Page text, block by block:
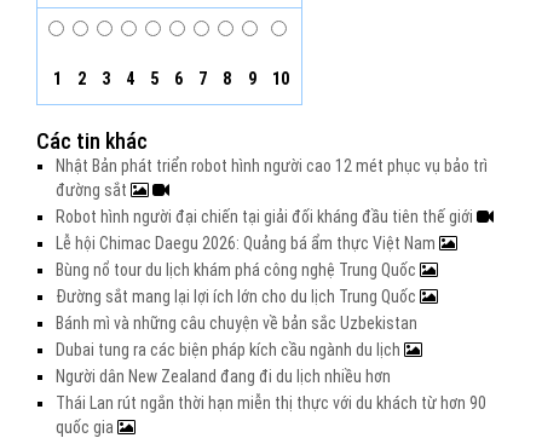
1 2 3 4 5 6 7 8 9 10
Các tin khác
Nhật Bản phát triển robot hình người cao 12 mét phục vụ bảo trì
đường sắt
Robot hình người đại chiến tại giải đối kháng đầu tiên thế giới
Lễ hội Chimac Daegu 2026: Quảng bá ẩm thực Việt Nam
Bùng nổ tour du lịch khám phá công nghệ Trung Quốc
Đường sắt mang lại lợi ích lớn cho du lịch Trung Quốc
Bánh mì và những câu chuyện về bản sắc Uzbekistan
Dubai tung ra các biện pháp kích cầu ngành du lịch
Người dân New Zealand đang đi du lịch nhiều hơn
Thái Lan rút ngắn thời hạn miễn thị thực với du khách từ hơn 90
quốc gia